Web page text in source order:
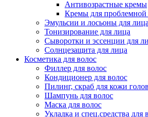
Антивозрастные кремы
Кремы для
Эмульсии и лосьоны для лица
Тонизирование для лица
Сыворотки и эссенции для
Солнцезащита для лица
Косметика для волос
Филлер для волос
Кондиционер для волос
Пилинг, скраб для кожи
Шампунь для волос
Маска для волос
Укладка и спец.средства для